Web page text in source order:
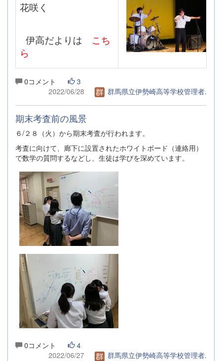
花咲く
伊高だよりは こち
ら
0コメント
3
2022/06/28
群馬県立伊勢崎高等学校管理者.
期末考査前の風景
６/２８（火）から期末考査が行われます。
考査に向けて、廊下に設置されたホワイトボード（連絡用）
で数学の質問するなどし、生徒は学びを深めています。
0コメント
4
2022/06/27
群馬県立伊勢崎高等学校管理者.